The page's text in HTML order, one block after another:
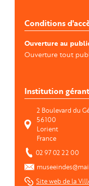
Conditions
Ouverture au
Ouverture tout
Institution
2 Boulevard du
56100
Lorient
France
02 97 02 22 00
Site web de la